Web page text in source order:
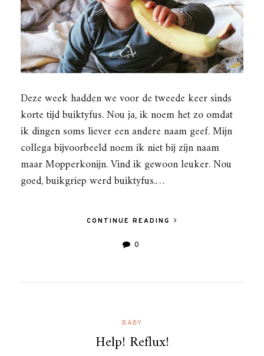
Deze week hadden we voor de tweede keer sinds
korte tijd buiktyfus. Nou ja, ik noem het zo omdat
ik dingen soms liever een andere naam geef. Mijn
collega bijvoorbeeld noem ik niet bij zijn naam
maar Mopperkonijn. Vind ik gewoon leuker. Nou
goed, buikgriep werd buiktyfus.…
CONTINUE READING
0
BABY
Help! Reflux!